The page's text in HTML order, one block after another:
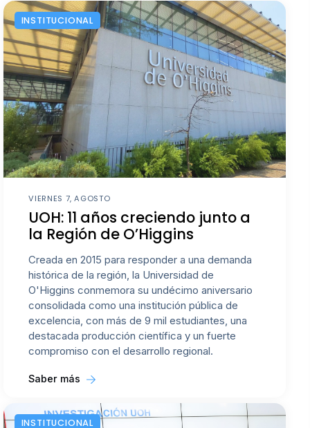
INSTITUCIONAL
VIERNES 7, AGOSTO
UOH: 11 años creciendo junto a
la Región de O’Higgins
Creada en 2015 para responder a una demanda
histórica de la región, la Universidad de
O'Higgins conmemora su undécimo aniversario
consolidada como una institución pública de
excelencia, con más de 9 mil estudiantes, una
destacada producción científica y un fuerte
compromiso con el desarrollo regional.
Saber más
INSTITUCIONAL